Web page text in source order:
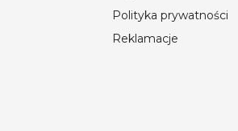
Polityka prywatności
Reklamacje